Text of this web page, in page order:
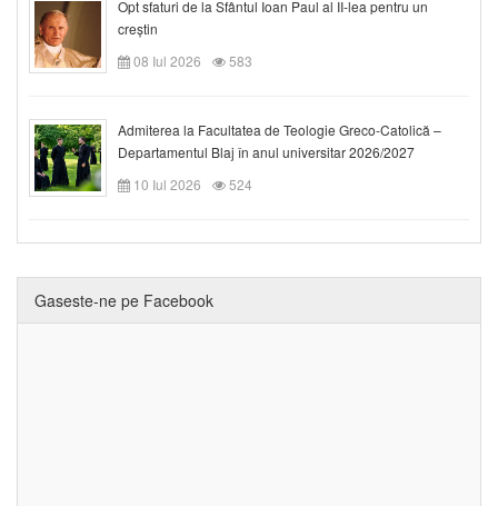
Opt sfaturi de la Sfântul Ioan Paul al II-lea pentru un
creștin
08 Iul 2026
583
Admiterea la Facultatea de Teologie Greco-Catolică –
Departamentul Blaj în anul universitar 2026/2027
10 Iul 2026
524
Gaseste-ne pe Facebook